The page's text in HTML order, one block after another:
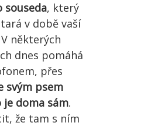
souseda, který
v době vaší
některých
dnes pomáhá
přes
svým psem
doma sám.
že tam s ním